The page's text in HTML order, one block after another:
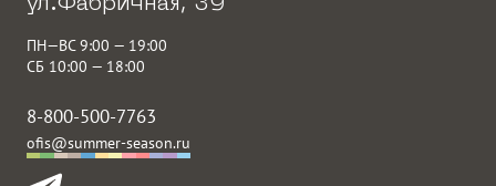
ул.Фабричная, 39
ПН—ВС 9:00 — 19:00
СБ 10:00 — 18:00
8-800-500-7763
ofis@summer-season.ru